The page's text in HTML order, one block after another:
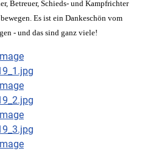
Betreuer, Schieds- und Kampfrichter
Es ist ein Dankeschön vom
- und das sind ganz viele!